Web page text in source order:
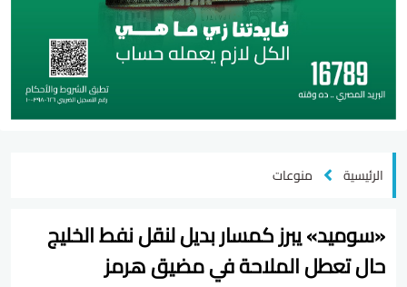
الرئيسية منوعات
«سوميد» يبرز كمسار بديل لنقل نفط الخليج
حال تعطل الملاحة في مضيق هرمز